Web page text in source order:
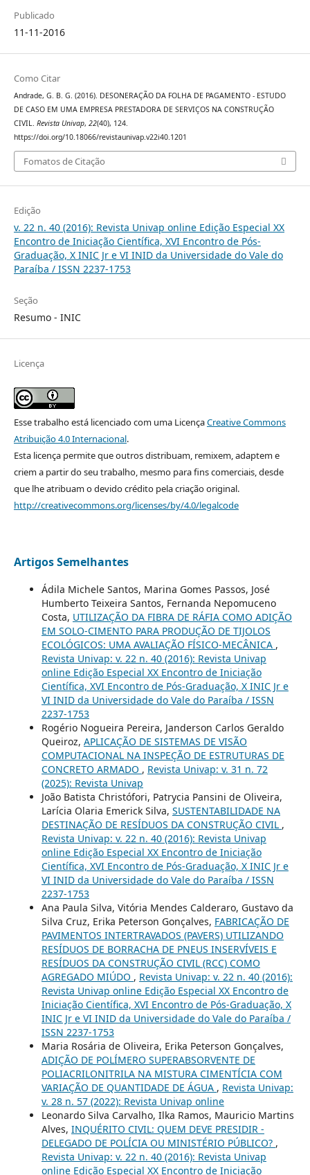
Publicado
11-11-2016
Como Citar
Andrade, G. B. G. (2016). DESONERAÇÃO DA FOLHA DE PAGAMENTO - ESTUDO
DE CASO EM UMA EMPRESA PRESTADORA DE SERVIÇOS NA CONSTRUÇÃO
CIVIL. Revista Univap, 22(40), 124.
https://doi.org/10.18066/revistaunivap.v22i40.1201
Fomatos de Citação
Edição
v. 22 n. 40 (2016): Revista Univap online Edição Especial XX
Encontro de Iniciação Científica, XVI Encontro de Pós-
Graduação, X INIC Jr e VI INID da Universidade do Vale do
Paraíba / ISSN 2237-1753
Seção
Resumo - INIC
Licença
Esse trabalho está licenciado com uma LicençaCreative Commons
Atribuição 4.0 Internacional.
Esta licença permite que outros distribuam, remixem, adaptem e
criem a partir do seu trabalho, mesmo para fins comerciais, desde
que lhe atribuam o devido crédito pela criação original.
http://creativecommons.org/licenses/by/4.0/legalcode
Artigos Semelhantes
Ádila Michele Santos, Marina Gomes Passos, José
Humberto Teixeira Santos, Fernanda Nepomuceno
Costa, UTILIZAÇÃO DA FIBRA DE RÁFIA COMO ADIÇÃO
EM SOLO-CIMENTO PARA PRODUÇÃO DE TIJOLOS
ECOLÓGICOS: UMA AVALIAÇÃO FÍSICO-MECÂNICA ,
Revista Univap: v. 22 n. 40 (2016): Revista Univap
online Edição Especial XX Encontro de Iniciação
Científica, XVI Encontro de Pós-Graduação, X INIC Jr e
VI INID da Universidade do Vale do Paraíba / ISSN
2237-1753
Rogério Nogueira Pereira, Janderson Carlos Geraldo
Queiroz, APLICAÇÃO DE SISTEMAS DE VISÃO
COMPUTACIONAL NA INSPEÇÃO DE ESTRUTURAS DE
CONCRETO ARMADO , Revista Univap: v. 31 n. 72
(2025): Revista Univap
João Batista Christófori, Patrycia Pansini de Oliveira,
Larícia Olaria Emerick Silva, SUSTENTABILIDADE NA
DESTINAÇÃO DE RESÍDUOS DA CONSTRUÇÃO CIVIL ,
Revista Univap: v. 22 n. 40 (2016): Revista Univap
online Edição Especial XX Encontro de Iniciação
Científica, XVI Encontro de Pós-Graduação, X INIC Jr e
VI INID da Universidade do Vale do Paraíba / ISSN
2237-1753
Ana Paula Silva, Vitória Mendes Calderaro, Gustavo da
Silva Cruz, Erika Peterson Gonçalves, FABRICAÇÃO DE
PAVIMENTOS INTERTRAVADOS (PAVERS) UTILIZANDO
RESÍDUOS DE BORRACHA DE PNEUS INSERVÍVEIS E
RESÍDUOS DA CONSTRUÇÃO CIVIL (RCC) COMO
AGREGADO MIÚDO , Revista Univap: v. 22 n. 40 (2016):
Revista Univap online Edição Especial XX Encontro de
Iniciação Científica, XVI Encontro de Pós-Graduação, X
INIC Jr e VI INID da Universidade do Vale do Paraíba /
ISSN 2237-1753
Maria Rosária de Oliveira, Erika Peterson Gonçalves,
ADIÇÃO DE POLÍMERO SUPERABSORVENTE DE
POLIACRILONITRILA NA MISTURA CIMENTÍCIA COM
VARIAÇÃO DE QUANTIDADE DE ÁGUA , Revista Univap:
v. 28 n. 57 (2022): Revista Univap online
Leonardo Silva Carvalho, Ilka Ramos, Mauricio Martins
Alves, INQUÉRITO CIVIL: QUEM DEVE PRESIDIR -
DELEGADO DE POLÍCIA OU MINISTÉRIO PÚBLICO? ,
Revista Univap: v. 22 n. 40 (2016): Revista Univap
online Edição Especial XX Encontro de Iniciação